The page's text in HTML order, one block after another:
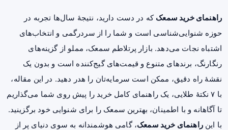
راهنمای خرید سمعک که در دست دارید، نتیجهٔ سال‌ها تجربه در
حوزه شنوایی‌شناسی است و شما را از سردرگمی و انتخاب‌های
اشتباه نجات می‌دهد. بازار پرتلاطم سمعک، مملو از گزینه‌های
رنگارنگ، برندهای متنوع و قیمت‌های گیج‌کننده است و بدون یک
نقشهٔ راه دقیق، ممکن است سرمایه‌تان را هدر دهید. در این مقاله،
با ۷ نکتهٔ طلایی، یک راهنمای کامل خرید را پیش روی شما می‌گذاریم
تا آگاهانه و با اطمینان، بهترین سمعک را برای شنوایی خود برگزینید.
با اینراهنمای خرید سمعک، گامی هوشمندانه به سوی دنیای پر از